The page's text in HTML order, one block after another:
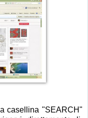
casellina "SEARCH"